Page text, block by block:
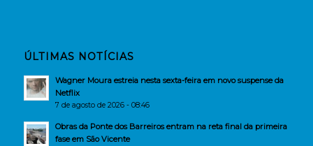
ÚLTIMAS NOTÍCIAS
Wagner Moura estreia nesta sexta-feira em novo suspense da
Netflix
7 de agosto de 2026 - 08:46
Obras da Ponte dos Barreiros entram na reta final da primeira
fase em São Vicente